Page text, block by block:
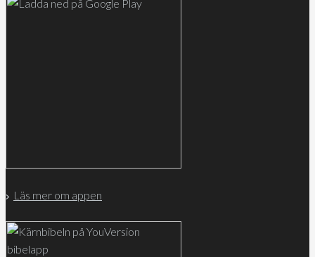
Läs mer om appen